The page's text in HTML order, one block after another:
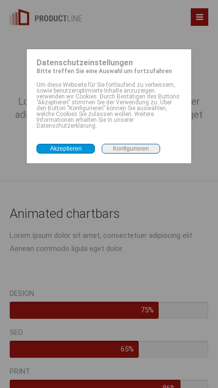
Animated Chartbars
Lorem ipsum dolor sit amet, consectetuer
adipiscing elit. Aenean commodo ligula eget
dolor. Aenean massa.
Animated chartbars
Lorem ipsum dolor sit amet, consectetuer adipiscing elit.
Aenean commodo ligula eget dolor.
DESIGN
75%
SEO
65%
PRINT
Datenschutzeinstellungen
Bitte treffen Sie eine Auswahl um fortzufahren
Um diese Webseite für Sie fortlaufend zu verbessern,
sowie benutzeroptimierte Inhalte anzuzeigen
verwenden wir Cookies. Durch Bestätigen des Buttons
"Akzeptieren" stimmen Sie der Verwendung zu. Über
den Button "Konfigurieren" können Sie auswählen,
welche Cookies Sie zulassen wollen. Weitere
Informationen erhalten Sie in unserer
Datenschutzerklärung.